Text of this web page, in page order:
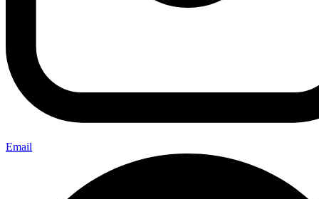
Email